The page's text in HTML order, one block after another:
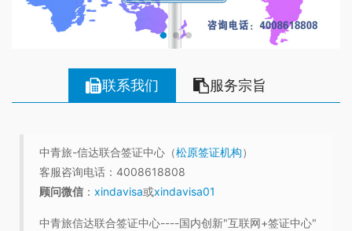
联系我们 服务宗旨
中青旅-信达联合签证中心（松原签证机构）
客服咨询电话：4008618808
顾问微信 ： xindavisa或xindavisa01
中青旅信达联合签证中心----国内创新"互联网+签证中心"